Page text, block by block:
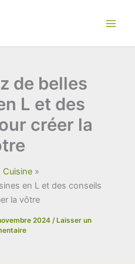
de belles
L et des
créer la
Cuisine
en L et des conseils
la vôtre
2024 /Laisser un